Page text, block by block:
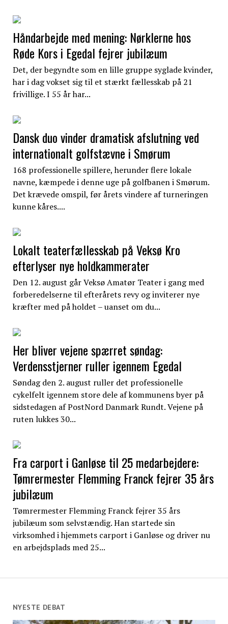
Håndarbejde med mening: Nørklerne hos
Røde Kors i Egedal fejrer jubilæum
Det, der begyndte som en lille gruppe syglade kvinder,
har i dag vokset sig til et stærkt fællesskab på 21
frivillige. I 55 år har...
Dansk duo vinder dramatisk afslutning ved
internationalt golfstævne i Smørum
168 professionelle spillere, herunder flere lokale
navne, kæmpede i denne uge på golfbanen i Smørum.
Det krævede omspil, før årets vindere af turneringen
kunne kåres....
Lokalt teaterfællesskab på Veksø Kro
efterlyser nye holdkammerater
Den 12. august går Veksø Amatør Teater i gang med
forberedelserne til efterårets revy og inviterer nye
kræfter med på holdet – uanset om du...
Her bliver vejene spærret søndag:
Verdensstjerner ruller igennem Egedal
Søndag den 2. august ruller det professionelle
cykelfelt igennem store dele af kommunens byer på
sidstedagen af PostNord Danmark Rundt. Vejene på
ruten lukkes 30...
Fra carport i Ganløse til 25 medarbejdere:
Tømrermester Flemming Franck fejrer 35 års
jubilæum
Tømrermester Flemming Franck fejrer 35 års
jubilæum som selvstændig. Han startede sin
virksomhed i hjemmets carport i Ganløse og driver nu
en arbejdsplads med 25...
NYESTE DEBAT